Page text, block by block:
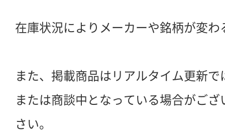
在庫状況によりメーカーや銘柄が変
また、掲載商品はリアルタイム更新
または商談中となっている場合がご
さい。